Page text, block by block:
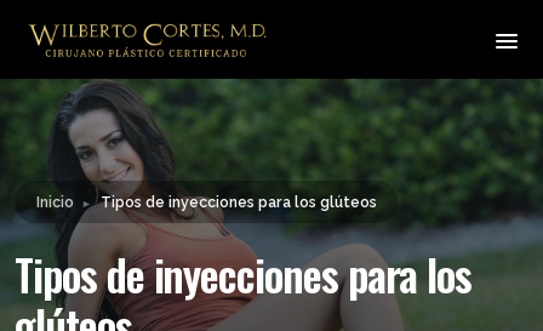
Leyendo: Tipos de inyecciones para
los glúteos
Inicio ► Tipos de inyecciones para los glúteos
Tipos de inyecciones para los